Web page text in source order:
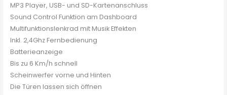
MP3 Player, USB- und SD-Kartenanschluss
Sound Control Funktion am Dashboard
Multifunktionslenkrad mit Musik Effekten
Inkl. 2,4Ghz Fernbedienung
Batterieanzeige
Bis zu 6 Km/h schnell
Scheinwerfer vorne und Hinten
Die Türen lassen sich öffnen